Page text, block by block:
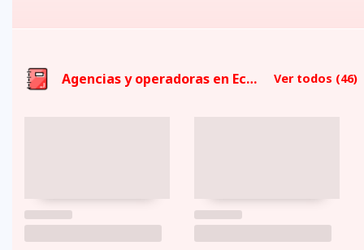
Agencias y operadoras en Ecuador Ver todos (46)